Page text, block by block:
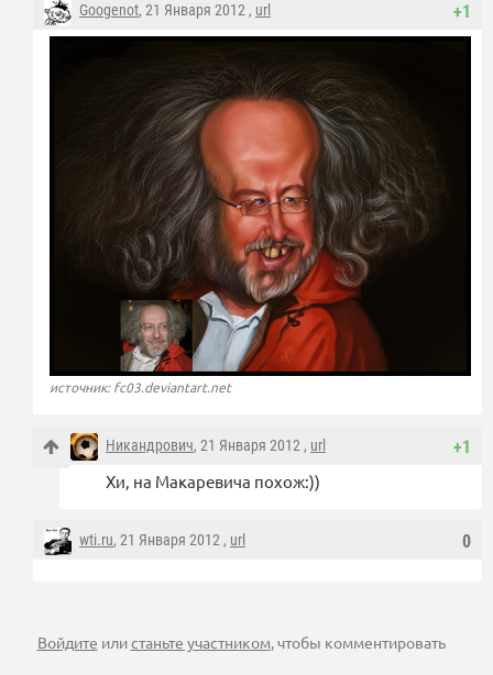
+1
Googenot, 21 Января 2012 , url
источник: fc03.deviantart.net
+1
Никандрович, 21 Января 2012 , url
Хи, на Макаревича похож:))
0
wti.ru, 21 Января 2012 , url
Войдите илистаньте участником, чтобы комментировать